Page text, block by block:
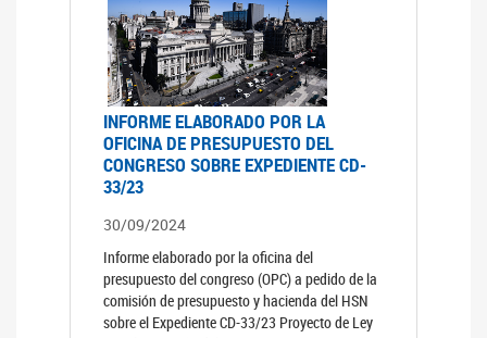
INFORME ELABORADO POR LA
OFICINA DE PRESUPUESTO DEL
CONGRESO SOBRE EXPEDIENTE CD-
33/23
30/09/2024
Informe elaborado por la oficina del
presupuesto del congreso (OPC) a pedido de la
comisión de presupuesto y hacienda del HSN
sobre el Expediente CD-33/23 Proyecto de Ley